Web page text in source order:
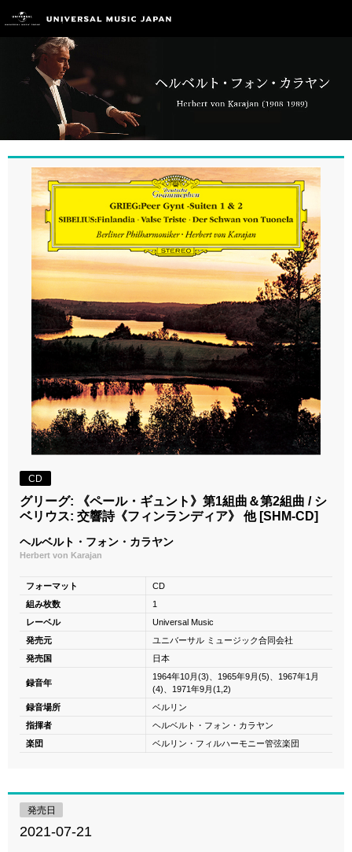
CD
グリーグ: 《ペール・ギュント》第1組曲＆第2組曲 / シ
ベリウス: 交響詩《フィンランディア》 他 [SHM-CD]
ヘルベルト・フォン・カラヤン
Herbert von Karajan
フォーマット
CD
組み枚数
1
レーベル
Universal Music
発売元
ユニバーサル ミュージック合同会社
発売国
日本
録音年
1964年10月(3)、1965年9月(5)、1967年1月
(4)、1971年9月(1,2)
録音場所
ベルリン
指揮者
ヘルベルト・フォン・カラヤン
楽団
ベルリン・フィルハーモニー管弦楽団
発売日
2021-07-21